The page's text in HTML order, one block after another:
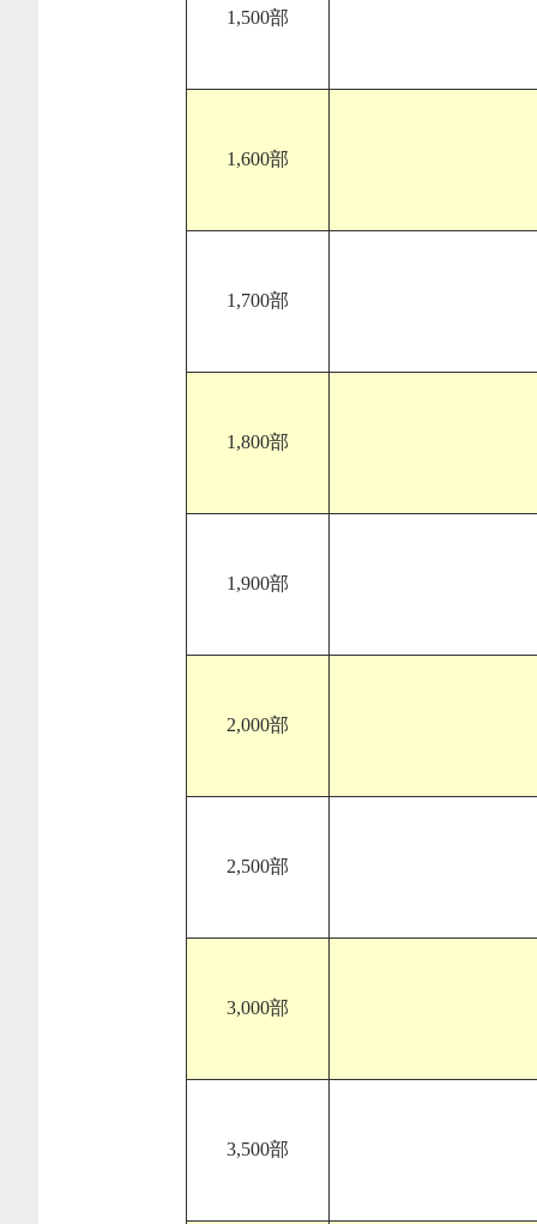
1,500部
1,600部
1,700部
1,800部
1,900部
2,000部
2,500部
3,000部
3,500部